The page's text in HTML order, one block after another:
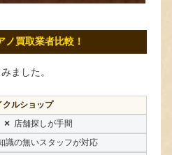
ノ買取業者比較！
ました。
クルショップ
× 店舗探しが手間
識の無いスタッフが対応